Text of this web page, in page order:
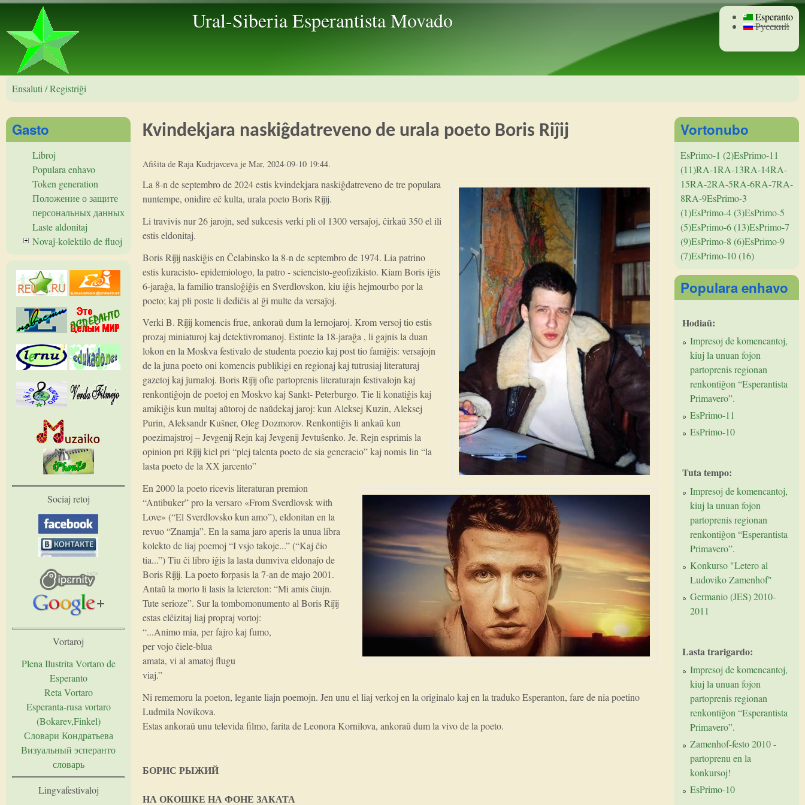
Ural-Siberia Esperantista Movado Esperanto
Русский
Ensaluti / Registriĝi
Kvindekjara naskiĝdatreveno de urala poeto Boris Riĵij
Afiŝita deRaja KudrjavcevajeMar, 2024-09-10 19:44.
La 8-n de septembro de 2024 estis kvindekjara naskiĝdatreveno de tre populara
nuntempe, onidire eĉ kulta, urala poeto Boris Riĵij.
Li travivis nur 26 jarojn, sed sukcesis verki pli ol 1300 versaĵoj, ĉirkaŭ 350 el ili
estis eldonitaj.
Boris Riĵij naskiĝis en Ĉelabinsko la 8-n de septembro de 1974. Lia patrino
estis kuracisto- epidemiologo, la patro - sciencisto-geofizikisto. Kiam Boris iĝis
6-jaraĝa, la familio transloĝiĝis en Sverdlovskon, kiu iĝis hejmourbo por la
poeto; kaj pli poste li dediĉis al ĝi multe da versaĵoj.
Verki B. Riĵij komencis frue, ankoraŭ dum la lernojaroj. Krom versoj tio estis
prozaj miniaturoj kaj detektivromanoj. Estinte la 18-jaraĝa , li gajnis la duan
lokon en la Moskva festivalo de studenta poezio kaj post tio famiĝis: versaĵojn
de la juna poeto oni komencis publikigi en regionaj kaj tutrusiaj literaturaj
gazetoj kaj ĵurnaloj. Boris Riĵij ofte partoprenis literaturajn festivalojn kaj
renkontiĝojn de poetoj en Moskvo kaj Sankt- Peterburgo. Tie li konatiĝis kaj
amikiĝis kun multaj aŭtoroj de naŭdekaj jaroj: kun Aleksej Kuzin, Aleksej
Purin, Aleksandr Kuŝner, Oleg Dozmorov. Renkontiĝis li ankaŭ kun
poezimajstroj – Jevgenij Rejn kaj Jevgenij Jevtuŝenko. Je. Rejn esprimis la
opinion pri Riĵij kiel pri “plej talenta poeto de sia generacio” kaj nomis lin “la
lasta poeto de la ХХ jarcento”
En 2000 la poeto ricevis literaturan premion
“Antibuker” pro la versaro «From Sverdlovsk with
Love» (“El Sverdlovsko kun amo”), eldonitan en la
revuo “Znamja”. En la sama jaro aperis la unua libra
kolekto de liaj poemoj “I vsjo takoje...” (“Kaj ĉio
tia...”) Tiu ĉi libro iĝis la lasta dumviva eldonaĵo de
Boris Riĵij. La poeto forpasis la 7-an de majo 2001.
Аntaŭ la morto li lasis la letereton: “Mi amis ĉiujn.
Tute serioze”. Sur la tombomonumento al Boris Riĵij
estas elĉizitaj liaj propraj vortoj:
“...Animo mia, per fajro kaj fumo,
per vojo ĉiele-blua
amata, vi al amatoj flugu
viaj.”
Ni rememoru la poeton, legante liajn poemojn. Jen unu el liaj verkoj en la originalo kaj en la traduko Esperanton, fare de nia poetino
Ludmila Novikova.
Estas ankoraŭ unu televida filmo, farita de Leonora Kornilova, ankoraŭ dum la vivo de la poeto.
БОРИС РЫЖИЙ
НА ОКОШКЕ НА ФОНЕ ЗАКАТА
Gasto
Libroj
Populara enhavo
Token generation
Положение о защите
персональных данных
Laste aldonitaj
Novaĵ-kolektilo de fluoj
Sociaj retoj
Vortaroj
Plena Ilustrita Vortaro de
Esperanto
Reta Vortaro
Esperanta-rusa vortaro
(Bokarev,Finkel)
Словари Кондратьева
Визуальный эсперанто
словарь
Lingvafestivaloj
Vortonubo
EsPrimo-1 (2)EsPrimo-11
(11)RA-1RA-13RA-14RA-
15RA-2RA-5RA-6RA-7RA-
8RA-9EsPrimo-3
(1)EsPrimo-4 (3)EsPrimo-5
(5)EsPrimo-6 (13)EsPrimo-7
(9)EsPrimo-8 (6)EsPrimo-9
(7)EsPrimo-10 (16)
Populara enhavo
Hodiaŭ:
Impresoj de komencantoj,
kiuj la unuan fojon
partoprenis regionan
renkontiĝon “Esperantista
Primavero”.
EsPrimo-11
EsPrimo-10
Tuta tempo:
Impresoj de komencantoj,
kiuj la unuan fojon
partoprenis regionan
renkontiĝon “Esperantista
Primavero”.
Konkurso "Letero al
Ludoviko Zamenhof"
Germanio (JES) 2010-
2011
Lasta trarigardo:
Impresoj de komencantoj,
kiuj la unuan fojon
partoprenis regionan
renkontiĝon “Esperantista
Primavero”.
Zamenhof-festo 2010 -
partoprenu en la
konkursoj!
EsPrimo-10